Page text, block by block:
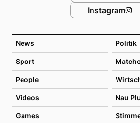
News Politik
Sport
People
Videos Nau
Games
Instagram